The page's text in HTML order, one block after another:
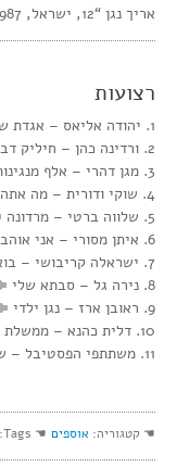
אריך נגן “12, ישראל, 1987, הדפסה פרטית, סטריאו
רצועות
1. יהודה אליאס‏ – אגדת שלגייה
2. ורדינה כהן‏ – חיליק דב
3. מגן דהרי‏ – אלף מנגינות
4. שוקי ודורית‏ – מה אתה חולם
5. שלווה ברטי‏ – מרדונה
6. איתן מסורי‏ – אני אוהב לשיר לעצמי
7. ישראלה קריבושי‏ – בואו בשיר
8. נירה גל‏ – סבתא שלי
9. ראובן ארז‏ – נגן ילדי
10. דלית כהנא‏ – ממשלת ילדים
11. משתתפי הפסטיבל‏ – שיר לי
☚ קטגוריה: אוספים ☚ Tags: